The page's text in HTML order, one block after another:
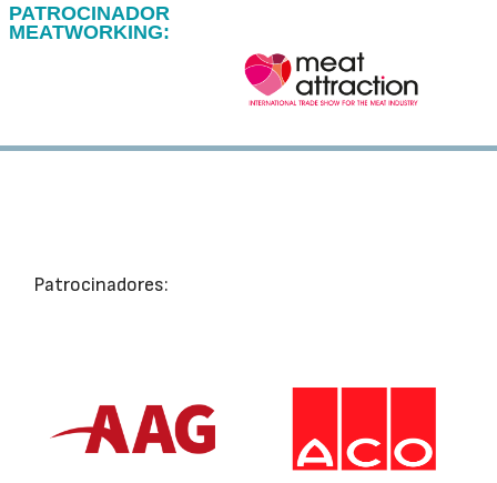
PATROCINADOR
MEATWORKING:
Patrocinadores: